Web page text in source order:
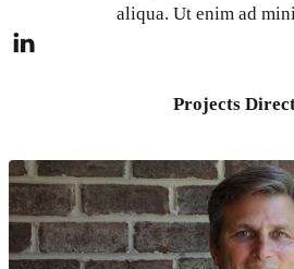
aliqua. Ut enim ad
Projects